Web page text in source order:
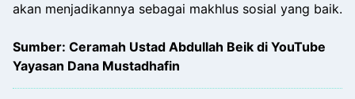
akan menjadikannya sebagai makhlus sosial yang baik.
Sumber: Ceramah Ustad Abdullah Beik di YouTube
Yayasan Dana Mustadhafin